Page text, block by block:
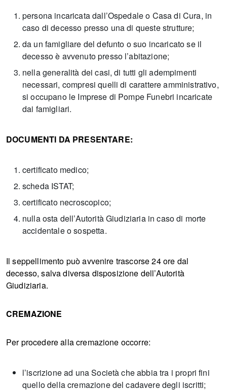
persona incaricata dall’Ospedale o Casa di Cura, in
caso di decesso presso una di queste strutture;
da un famigliare del defunto o suo incaricato se il
decesso è avvenuto presso l’abitazione;
nella generalità dei casi, di tutti gli adempimenti
necessari, compresi quelli di carattere amministrativo,
si occupano le Imprese di Pompe Funebri incaricate
dai famigliari.
DOCUMENTI DA PRESENTARE:
certificato medico;
scheda ISTAT;
certificato necroscopico;
nulla osta dell’Autorità Giudiziaria in caso di morte
accidentale o sospetta.
Il seppellimento può avvenire trascorse 24 ore dal
decesso, salva diversa disposizione dell’Autorità
Giudiziaria.
CREMAZIONE
Per procedere alla cremazione occorre:
l’iscrizione ad una Società che abbia tra i propri fini
quello della cremazione del cadavere degli iscritti;